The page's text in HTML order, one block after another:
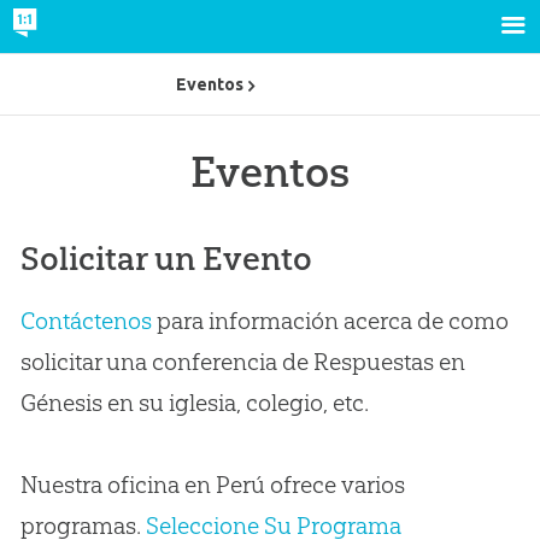
Eventos
Solicitar un Evento
Contáctenospara información acerca de como
solicitar una conferencia de Respuestas en
Génesis en su iglesia, colegio, etc.
Nuestra oficina en Perú ofrece varios
programas. Seleccione Su Programa
Eventos